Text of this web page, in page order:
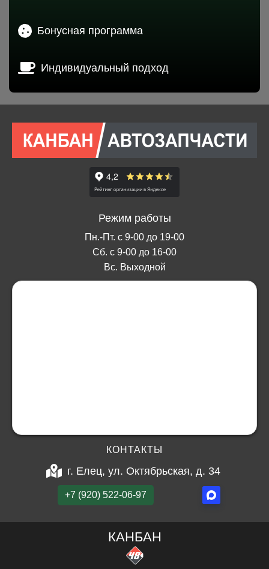
Бонусная программа
Индивидуальный подход
Режим работы
Пн.-Пт. с 9-00 до 19-00
Сб. с 9-00 до 16-00
Вс. Выходной
КОНТАКТЫ
г. Елец, ул. Октябрьская, д. 34
+7 (920) 522-06-97
КАНБАН